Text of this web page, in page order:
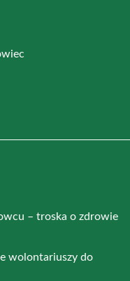
– troska o zdrowie
wolontariuszy do